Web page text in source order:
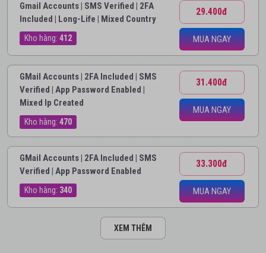
Gmail Accounts | SMS Verified | 2FA
Included | Long-Life | Mixed Country
Kho hàng: 412
29.400đ
MUA NGAY
GMail Accounts | 2FA Included | SMS
Verified | App Password Enabled |
Mixed Ip Created
Kho hàng: 470
31.400đ
MUA NGAY
GMail Accounts | 2FA Included | SMS
Verified | App Password Enabled
Kho hàng: 340
33.300đ
MUA NGAY
XEM THÊM